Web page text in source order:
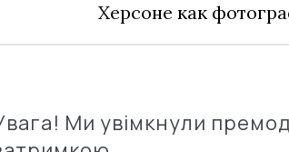
Херсоне как
Ми увімкнули